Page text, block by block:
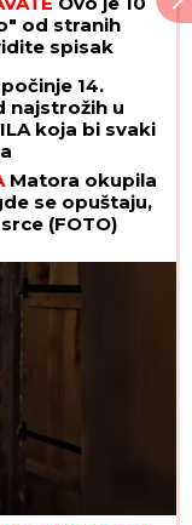
od stranih
spisak
počinje 14.
najstrožih u
koja bi svaki
Matora okupila
se opuštaju,
(FOTO)